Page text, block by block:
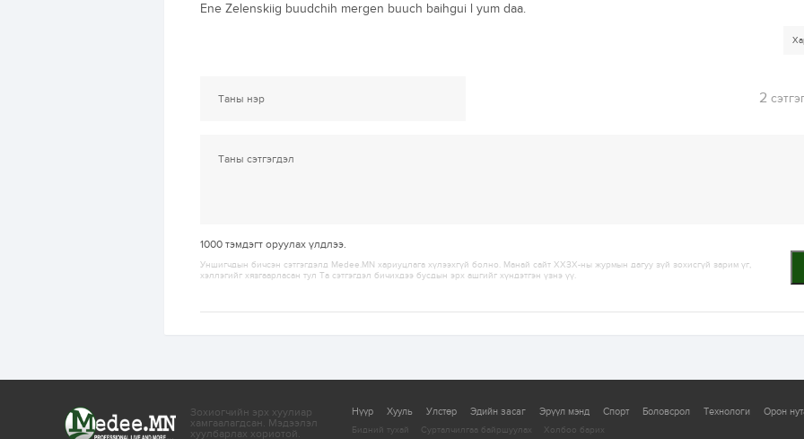
Ene Zelenskiig buudchih mergen buuch baihgui l yum daa.
2
1000 тэмдэгт оруулах үлдлээ.
Уншигчдын бичсэн сэтгэгдэлд Medee.MN хариуцлага хүлээхгүй болно. Манай сайт ХХЗХ-ны журмын дагуу зүй зохисгүй зарим үг,
хэллэгийг хязгаарласан тул Та сэтгэгдэл бичихдээ бусдын эрх ашгийг хүндэтгэн үзнэ үү.
Зохиогчийн эрх хуулиар
хамгаалагдсан. Мэдээлэл
хуулбарлах хориотой.
Нүүр Хууль Улстөр Эдийн засаг Эрүүл мэнд Спорт Боловсрол Технологи Орон
Бидний тухай Сурталчилгаа байршуулах Холбоо барих